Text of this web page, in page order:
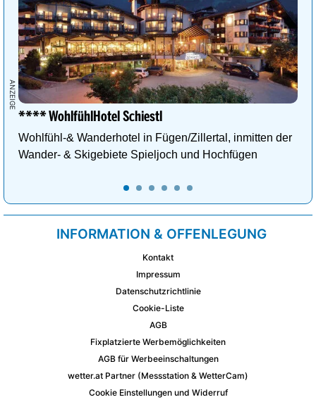
**** WohlfühlHotel Schiestl
Wohlfühl-& Wanderhotel in Fügen/Zillertal, inmitten der
Wander- & Skigebiete Spieljoch und Hochfügen
INFORMATION & OFFENLEGUNG
Kontakt
Impressum
Datenschutzrichtlinie
Cookie-Liste
AGB
Fixplatzierte Werbemöglichkeiten
AGB für Werbeeinschaltungen
wetter.at Partner (Messstation & WetterCam)
Cookie Einstellungen und Widerruf